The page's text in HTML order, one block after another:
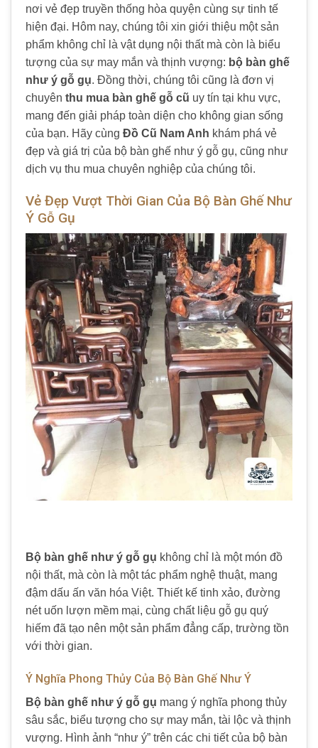
nơi vẻ đẹp truyền thống hòa quyện cùng sự tinh tế
hiện đại. Hôm nay, chúng tôi xin giới thiệu một sản
phẩm không chỉ là vật dụng nội thất mà còn là biểu
tượng của sự may mắn và thịnh vượng: bộ bàn ghế
như ý gỗ gụ. Đồng thời, chúng tôi cũng là đơn vị
chuyên thu mua bàn ghế gỗ cũ uy tín tại khu vực,
mang đến giải pháp toàn diện cho không gian sống
của bạn. Hãy cùng Đồ Cũ Nam Anh khám phá vẻ
đẹp và giá trị của bộ bàn ghế như ý gỗ gụ, cũng như
dịch vụ thu mua chuyên nghiệp của chúng tôi.
Vẻ Đẹp Vượt Thời Gian Của Bộ Bàn Ghế Như
Ý Gỗ Gụ
Bộ bàn ghế như ý gỗ gụ không chỉ là một món đồ
nội thất, mà còn là một tác phẩm nghệ thuật, mang
đậm dấu ấn văn hóa Việt. Thiết kế tinh xảo, đường
nét uốn lượn mềm mại, cùng chất liệu gỗ gụ quý
hiếm đã tạo nên một sản phẩm đẳng cấp, trường tồn
với thời gian.
Ý Nghĩa Phong Thủy Của Bộ Bàn Ghế Như Ý
Bộ bàn ghế như ý gỗ gụ mang ý nghĩa phong thủy
sâu sắc, biểu tượng cho sự may mắn, tài lộc và thịnh
vượng. Hình ảnh “như ý” trên các chi tiết của bộ bàn